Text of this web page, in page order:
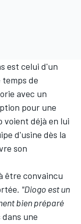
est celui d'un
temps de
avec un
pour une
voient déjà en lui
d'usine dès la
son
être convaincu
"Diogo est un
bien préparé
une